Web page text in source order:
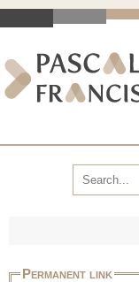
Permanent link